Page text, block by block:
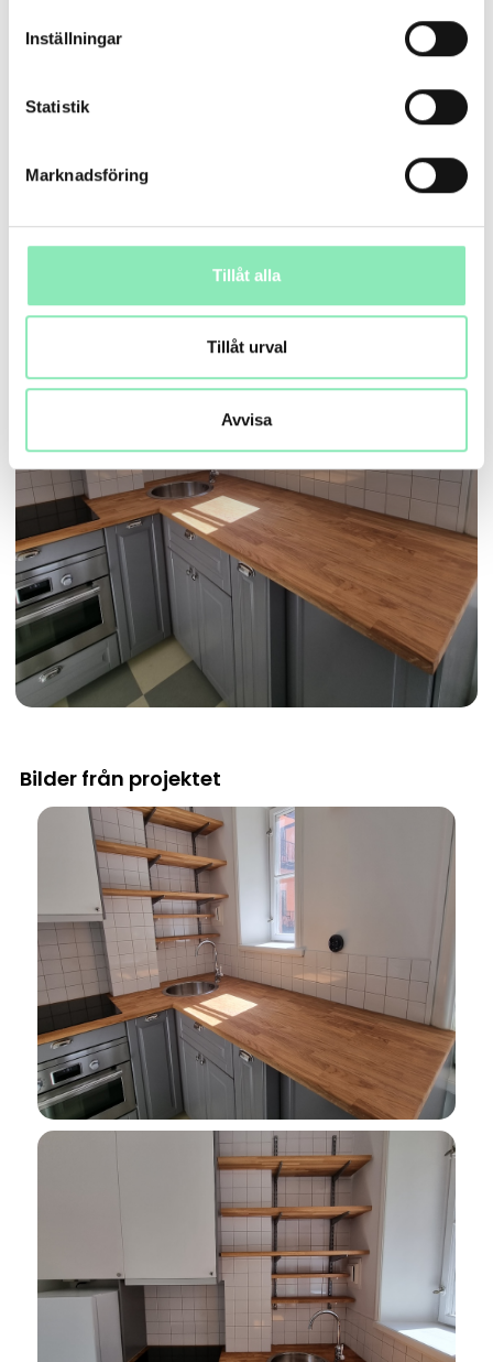
Inställningar
Statistik
Marknadsföring
Tillåt alla
Tillåt urval
Avvisa
Bilder från projektet